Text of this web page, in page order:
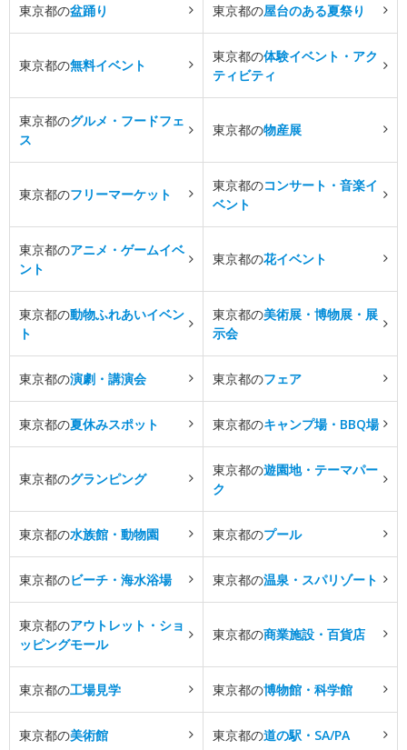
東京都の盆踊り 東京都の屋台のある夏祭り
東京都の無料イベント
東京都の体験イベント・アク
ティビティ
東京都のグルメ・フードフェ
ス
東京都の物産展
東京都のフリーマーケット
東京都のコンサート・音楽イ
ベント
東京都のアニメ・ゲームイベ
ント
東京都の花イベント
東京都の動物ふれあいイベン
ト
東京都の美術展・博物展・展
示会
東京都の演劇・講演会 東京都のフェア
東京都の夏休みスポット 東京都のキャンプ場・BBQ場
東京都のグランピング
東京都の遊園地・テーマパー
ク
東京都の水族館・動物園 東京都のプール
東京都のビーチ・海水浴場 東京都の温泉・スパリゾート
東京都のアウトレット・ショ
ッピングモール
東京都の商業施設・百貨店
東京都の工場見学 東京都の博物館・科学館
東京都の美術館 東京都の道の駅・SA/PA